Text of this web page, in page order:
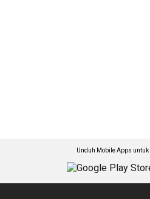
Unduh Mobile Apps untuk